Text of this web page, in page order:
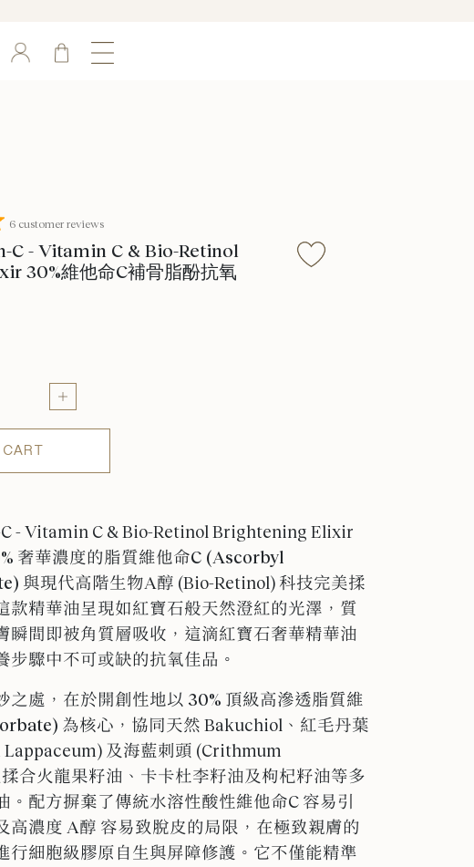
6 customer reviews
C - Vitamin C & Bio-Retinol
30%維他命C補骨脂酚抗氧
- Vitamin C & Bio-Retinol Brightening Elixir
奢華濃度的脂質維他命C (Ascorbyl
與現代高階生物A醇 (Bio-Retinol) 科技完美揉
款精華油呈現如紅寶石般天然澄紅的光澤，質
瞬間即被角質層吸收， 這滴紅寶石奢華精華油
步驟中不可或缺的抗氧佳品 。
之處，在於開創性地以 30% 頂級高滲透脂質維
為核心，協同天然 Bakuchiol、紅毛丹葉
及海藍刺頭 (Crithmum
合火龍果籽油、卡卡杜李籽油及枸杞籽油等多
。配方摒棄了傳統水溶性酸性維他命C 容易引
高濃度 A醇 容易致脫皮的局限，在極致親膚的
行細胞級膠原自生與屏障修護。它不僅能精準